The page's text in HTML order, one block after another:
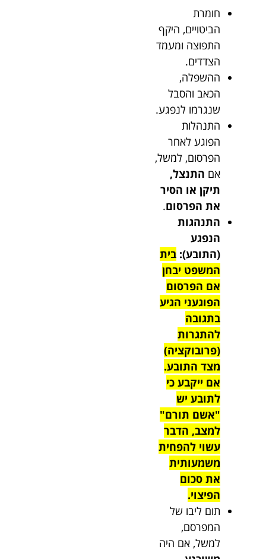
חומרת
הביטויים, היקף
התפוצה ומעמד
הצדדים.
ההשפלה,
הכאב והסבל
שנגרמו לנפגע.
התנהלות
הפוגע לאחר
הפרסום, למשל,
אם התנצל,
תיקן או הסיר
את הפרסום.
התנהגות
הנפגע
(התובע): בית
המשפט יבחן
אם הפרסום
הפוגעני הגיע
בתגובה
להתגרות
(פרובוקציה)
מצד התובע.
אם ייקבע כי
לתובע יש
"אשם תורם"
למצב, הדבר
עשוי להפחית
משמעותית
את סכום
הפיצוי.
תום ליבו של
המפרסם,
למשל, אם היה